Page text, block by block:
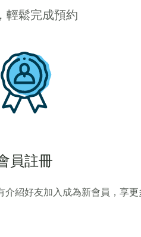
輕鬆完成預約
員註冊
介紹好友加入成為新會員，享更